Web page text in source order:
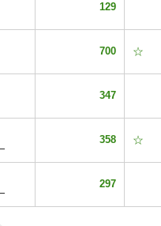
129
700 ☆
347
358 ☆
297